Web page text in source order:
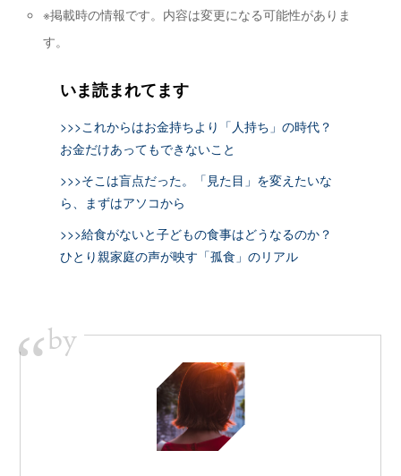
※掲載時の情報です。内容は変更になる可能性がありま
す。
いま読まれてます
>>>これからはお金持ちより「人持ち」の時代？
お金だけあってもできないこと
>>>そこは盲点だった。「見た目」を変えたいな
ら、まずはアソコから
>>>給食がないと子どもの食事はどうなるのか？
ひとり親家庭の声が映す「孤食」のリアル
“by